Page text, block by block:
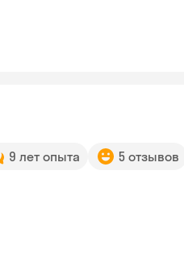
9 лет опыта 5 отзывов